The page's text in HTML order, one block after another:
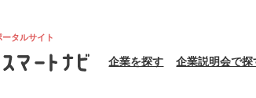
タルサイト
企業を探す 企業説明会で探